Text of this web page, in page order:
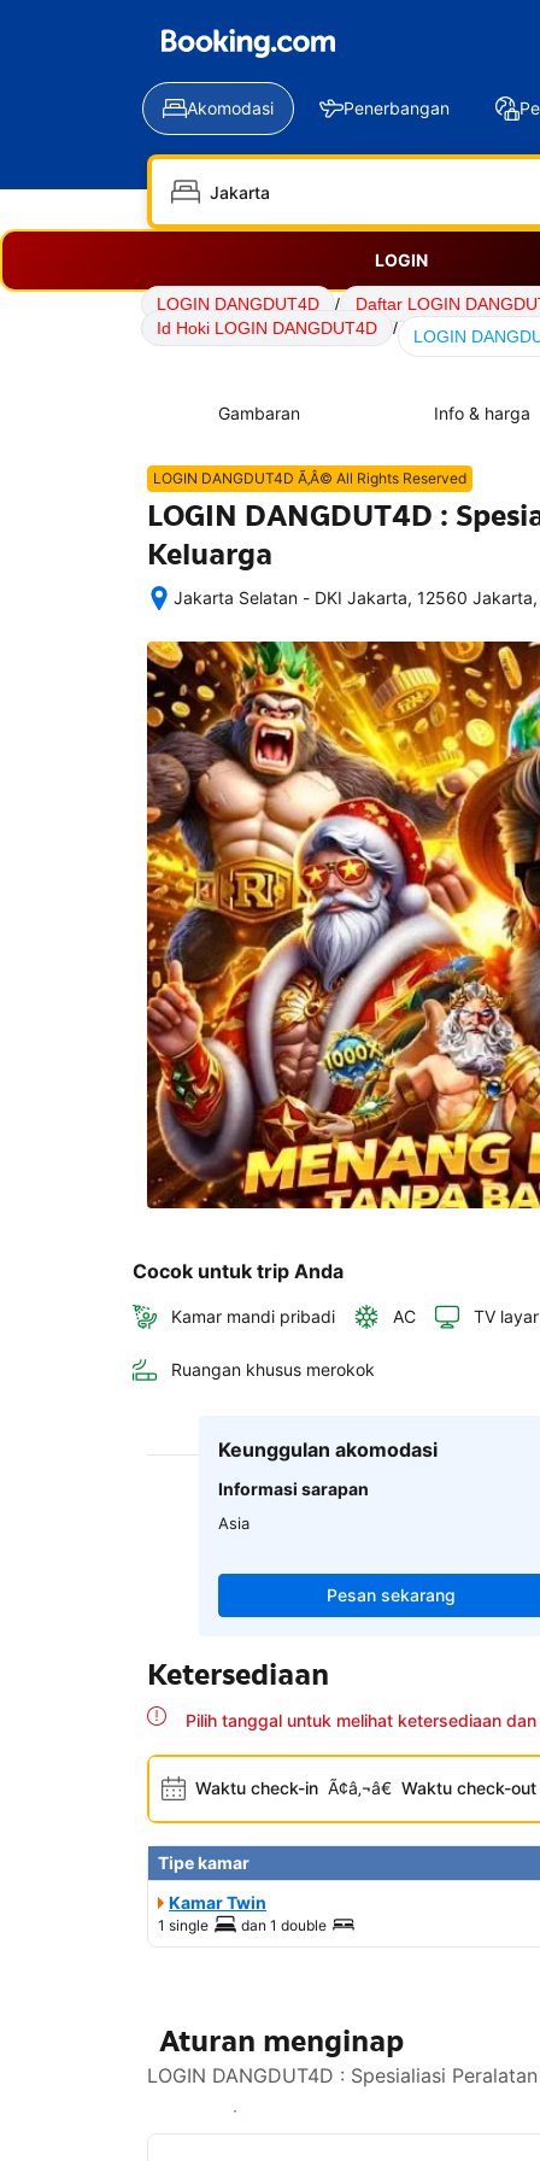
Akomodasi Penerbangan
LOGIN
LOGIN DANGDUT4D /
Daftar LOGIN
Id Hoki LOGIN DANGDUT4D
/ LOGIN
Gambaran Info & harga
LOGIN DANGDUT4D Ã‚Â© All Rights Reserved
LOGIN DANGDUT4D :
Keluarga
Jakarta Selatan - DKI Jakarta, 12560
memesan,
semua
rincian
akomodasi
termasuk
nomor
telepon
dan
alamat
akan
disertakan
dalam
konfirmasi
pemesanan
dan
akun
Anda.
Cocok untuk trip Anda
Kamar mandi pribadi AC TV
Ruangan khusus merokok
Keunggulan akomodasi
Informasi sarapan
Asia
Pesan sekarang
Ketersediaan
Pilih tanggal untuk melihat ketersediaan
Waktu check-in Ã¢â‚¬â€ Waktu check-out
Tipe kamar
Kamar Twin
1 single dan 1 double
Aturan menginap
LOGIN DANGDUT4D : Spesialiasi
Lihat ketersediaan